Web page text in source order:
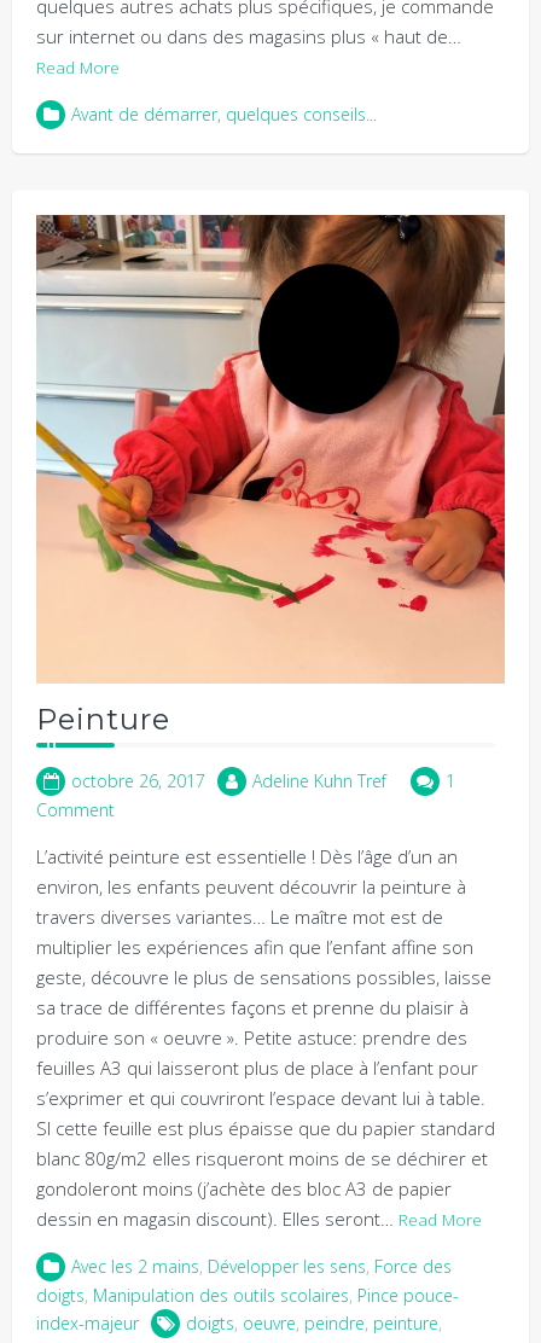
quelques autres achats plus spécifiques, je commande
sur internet ou dans des magasins plus « haut de…
Read More
Avant de démarrer, quelques conseils...
Peinture
octobre 26, 2017 Adeline Kuhn Tref
1
Comment
L’activité peinture est essentielle ! Dès l’âge d’un an
environ, les enfants peuvent découvrir la peinture à
travers diverses variantes… Le maître mot est de
multiplier les expériences afin que l’enfant affine son
geste, découvre le plus de sensations possibles, laisse
sa trace de différentes façons et prenne du plaisir à
produire son « oeuvre ». Petite astuce: prendre des
feuilles A3 qui laisseront plus de place à l’enfant pour
s’exprimer et qui couvriront l’espace devant lui à table.
SI cette feuille est plus épaisse que du papier standard
blanc 80g/m2 elles risqueront moins de se déchirer et
gondoleront moins (j’achète des bloc A3 de papier
dessin en magasin discount). Elles seront… Read More
Avec les 2 mains, Développer les sens, Force des
doigts, Manipulation des outils scolaires, Pince pouce-
index-majeur
doigts, oeuvre, peindre, peinture,